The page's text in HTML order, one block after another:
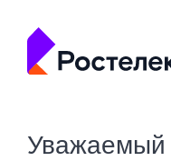
Уважаемый